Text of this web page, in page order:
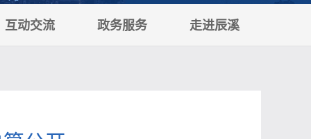
互动交流 政务服务 走进辰溪